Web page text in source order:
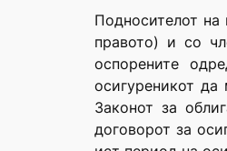
Подносителот на
правото) и со
оспорените
осигуреникот
Законот за
договорот за